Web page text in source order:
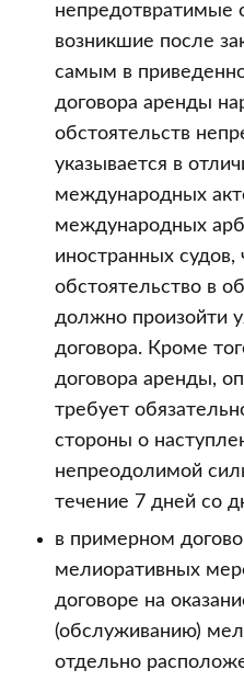
непредотвратимые
возникшие после
самым в
договора аренды
обстоятельств
указывается в
международных
международных
иностранных судов,
обстоятельство в
должно произойти
договора. Кроме
договора аренды,
требует
стороны о
непреодолимой
течение 7 дней со
в примерном
мелиоративных
договоре на
(обслуживанию)
отдельно